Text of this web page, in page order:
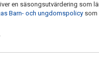
en säsongsutvärdering som
Barn- och ungdomspolicy som